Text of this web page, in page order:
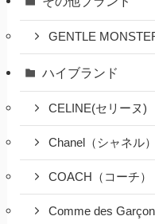
GENTLE
ハイブランド
CELINE(セリーヌ)
Chanel（シャネル）
COACH（コーチ）
Comme des